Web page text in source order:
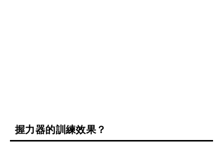
握力器的訓練效果？